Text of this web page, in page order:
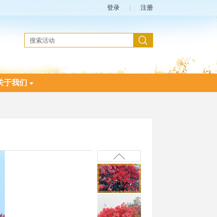
登录 注册
于我们